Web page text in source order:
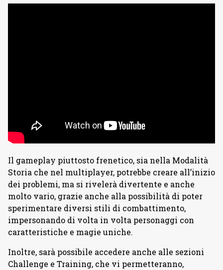
Il gameplay piuttosto frenetico, sia nella Modalità
Storia che nel multiplayer, potrebbe creare all’inizio
dei problemi, ma si rivelerà divertente e anche
molto vario, grazie anche alla possibilità di poter
sperimentare diversi stili di combattimento,
impersonando di volta in volta personaggi con
caratteristiche e magie uniche.
Inoltre, sarà possibile accedere anche alle sezioni
Challenge e Training, che vi permetteranno,